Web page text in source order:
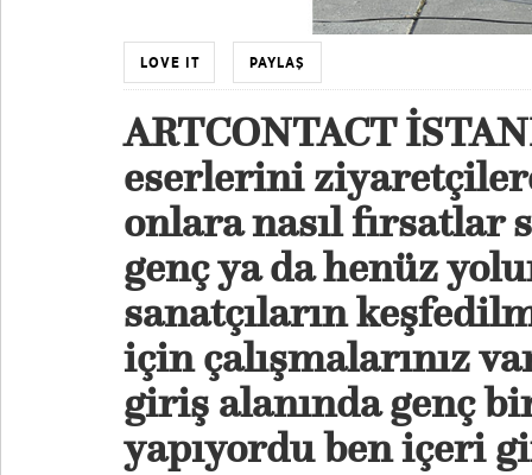
LOVE IT PAYLAŞ
ARTCONTACT
eserlerini
onlara nasıl fırsatlar
genç ya da henüz
sanatçıların
için çalışmalarınız
giriş alanında genç
yapıyordu ben içeri